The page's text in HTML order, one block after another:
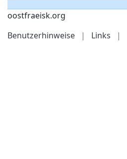
oostfraeisk.org
Benutzerhinweise
| Links |